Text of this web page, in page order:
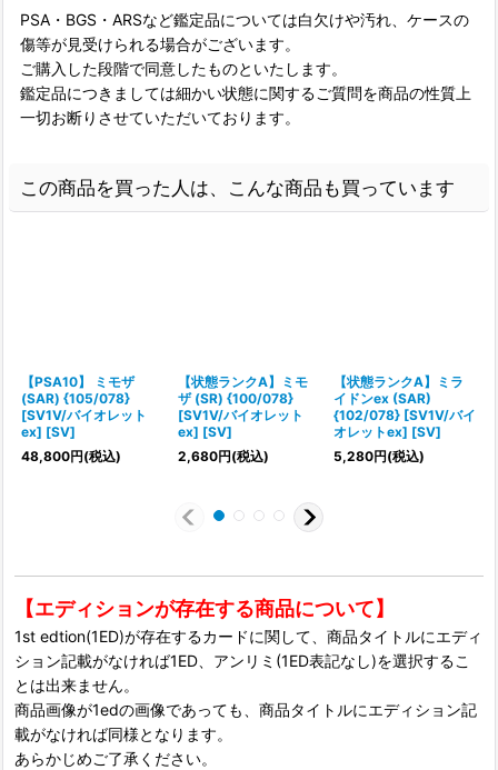
PSA・BGS・ARSなど鑑定品については白欠けや汚れ、ケースの
傷等が見受けられる場合がございます。
ご購入した段階で同意したものといたします。
鑑定品につきましては細かい状態に関するご質問を商品の性質上
一切お断りさせていただいております。
この商品を買った人は、こんな商品も買っています
【PSA10】 ミモザ
(SAR) {105/078}
[SV1V/バイオレット
ex] [SV]
48,800円(税込)
【状態ランクA】ミモ
ザ (SR) {100/078}
[SV1V/バイオレット
ex] [SV]
2,680円(税込)
【状態ランクA】ミラ
イドンex (SAR)
{102/078} [SV1V/バイ
オレットex] [SV]
5,280円(税込)
【エディションが存在する商品について】
1st edtion(1ED)が存在するカードに関して、商品タイトルにエディ
ション記載がなければ1ED、アンリミ(1ED表記なし)を選択するこ
とは出来ません。
商品画像が1edの画像であっても、商品タイトルにエディション記
載がなければ同様となります。
あらかじめご了承ください。